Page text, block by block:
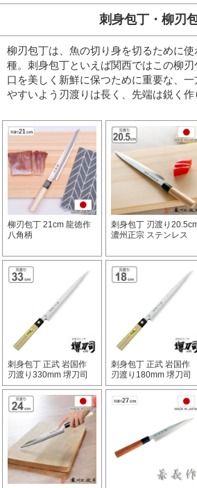
刺身包丁・柳刃
柳刃包丁は、魚の切り身を切るために
種。刺身包丁といえば関西ではこの柳刃
口を美しく新鮮に保つために重要な、
やすいよう刃渡りは長く、先端は鋭く作
柳刃包丁 21cm 龍徳作
八角柄
刺身包丁 刃渡り
濃州正宗 ステンレス
刺身包丁 正武 岩国作
刃渡り330mm 堺刀司
刺身包丁 正武 岩国作
刃渡り180mm 堺刀司